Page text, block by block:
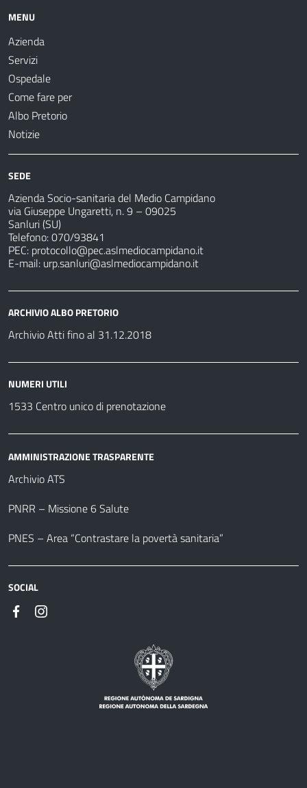
MENU
Azienda
Servizi
Ospedale
Come fare per
Albo Pretorio
Notizie
SEDE
Azienda Socio-sanitaria del Medio Campidano
via Giuseppe Ungaretti, n. 9 – 09025
Sanluri (SU)
Telefono: 070/93841
PEC: protocollo@pec.aslmediocampidano.it
E-mail: urp.sanluri@aslmediocampidano.it
ARCHIVIO ALBO PRETORIO
Archivio Atti fino al 31.12.2018
NUMERI UTILI
1533 Centro unico di prenotazione
AMMINISTRAZIONE TRASPARENTE
Archivio ATS
PNRR – Missione 6 Salute
PNES – Area “Contrastare la povertà sanitaria”
SOCIAL